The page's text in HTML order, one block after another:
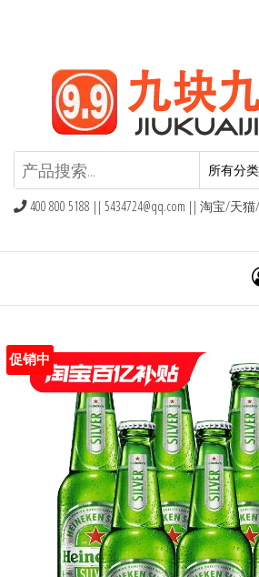
九块九包邮,9块9包邮
块九官网
400 800 5188 || 5434724@qq.com || 淘宝/天
促销中